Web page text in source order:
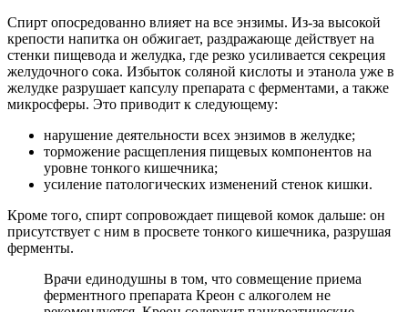
Спирт опосредованно влияет на все энзимы. Из-за высокой
крепости напитка он обжигает, раздражающе действует на
стенки пищевода и желудка, где резко усиливается секреция
желудочного сока. Избыток соляной кислоты и этанола уже в
желудке разрушает капсулу препарата с ферментами, а также
микросферы. Это приводит к следующему:
нарушение деятельности всех энзимов в желудке;
торможение расщепления пищевых компонентов на
уровне тонкого кишечника;
усиление патологических изменений стенок кишки.
Кроме того, спирт сопровождает пищевой комок дальше: он
присутствует с ним в просвете тонкого кишечника, разрушая
ферменты.
Врачи единодушны в том, что совмещение приема
ферментного препарата Креон с алкоголем не